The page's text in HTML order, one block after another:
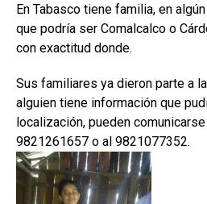
En Tabasco tiene familia, en
que podría ser Comalcalco o
con exactitud donde.
Sus familiares ya dieron parte a
alguien tiene información que
localización, pueden
9821261657 o al 9821077352.